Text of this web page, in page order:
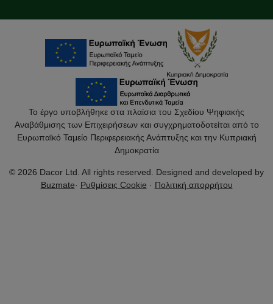
Το έργο υποβλήθηκε στα πλαίσια του Σχεδίου Ψηφιακής
Αναβάθμισης των Επιχειρήσεων και συγχρηματοδοτείται από το
Ευρωπαϊκό Ταμείο Περιφερειακής Ανάπτυξης και την Κυπριακή
Δημοκρατία
© 2026 Dacor Ltd. All rights reserved. Designed and developed by
Buzmate· Ρυθμίσεις Cookie · Πολιτική απορρήτου